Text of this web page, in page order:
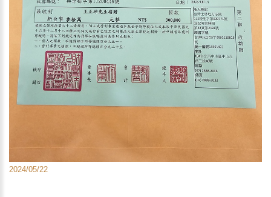
2024/05/22